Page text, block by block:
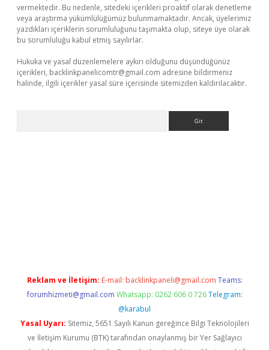
vermektedir. Bu nedenle, sitedeki içerikleri proaktif olarak denetleme
veya araştırma yükümlülüğümüz bulunmamaktadır. Ancak, üyelerimiz
yazdıkları içeriklerin sorumluluğunu taşımakta olup, siteye üye olarak
bu sorumluluğu kabul etmiş sayılırlar.
Hukuka ve yasal düzenlemelere aykırı olduğunu düşündüğünüz
içerikleri, backlinkpanelicomtr@gmail.com adresine bildirmeniz
halinde, ilgili içerikler yasal süre içerisinde sitemizden kaldırılacaktır.
Reklam ve İletişim: E-mail: backlinkpaneli@gmail.com Teams:
forumhizmeti@gmail.com Whatsapp: 0262 606 0 726 Telegram:
@karabul
Yasal Uyarı: Sitemiz, 5651 Sayılı Kanun gereğince Bilgi Teknolojileri
ve İletişim Kurumu (BTK) tarafından onaylanmış bir Yer Sağlayıcı